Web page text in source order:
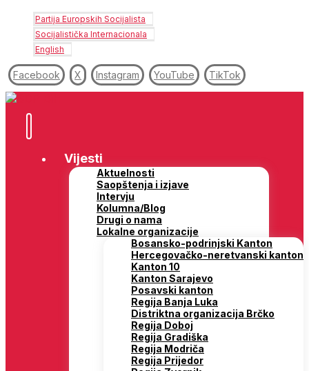
Partija Europskih Socijalista
Socijalistička Internacionala
English
Facebook X Instagram YouTube TikTok
Vijesti
Aktuelnosti
Saopštenja i izjave
Intervju
Kolumna/Blog
Drugi o nama
Lokalne organizacije
Bosansko-podrinjski Kanton
Hercegovačko-neretvanski kanton
Kanton 10
Kanton Sarajevo
Posavski kanton
Regija Banja Luka
Distriktna organizacija Brčko
Regija Doboj
Regija Gradiška
Regija Modriča
Regija Prijedor